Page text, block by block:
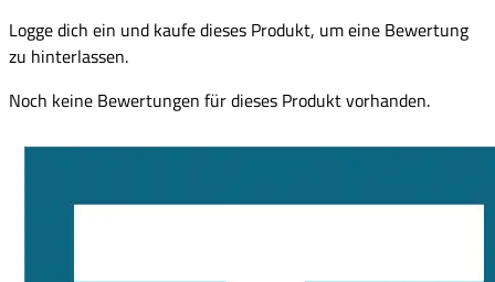
Logge dich ein und kaufe dieses Produkt, um eine Bewertung
zu hinterlassen.
Noch keine Bewertungen für dieses Produkt vorhanden.